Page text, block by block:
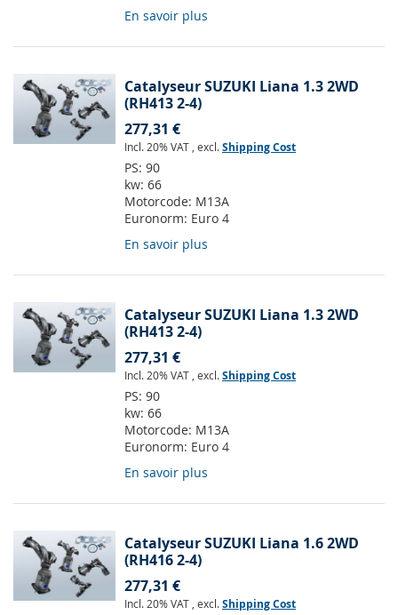
En savoir plus
Catalyseur SUZUKI Liana 1.3 2WD
(RH413 2-4)
277,31 €
Incl. 20% VAT , excl.Shipping Cost
PS: 90
kw: 66
Motorcode: M13A
Euronorm: Euro 4
En savoir plus
Catalyseur SUZUKI Liana 1.3 2WD
(RH413 2-4)
277,31 €
Incl. 20% VAT , excl.Shipping Cost
PS: 90
kw: 66
Motorcode: M13A
Euronorm: Euro 4
En savoir plus
Catalyseur SUZUKI Liana 1.6 2WD
(RH416 2-4)
277,31 €
Incl. 20% VAT , excl.Shipping Cost